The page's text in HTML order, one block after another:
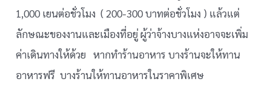
1,000 เยนต่อชั่วโมง ( 200-300 บาทต่อชั่วโมง ) แล้วแต่
ลักษณะของงานและเมืองที่อยู่ ผู้ว่าจ้างบางแห่งอาจจะเพิ่ม
ค่าเดินทางให้ด้วย หากทำร้านอาหาร บางร้านจะให้ทาน
อาหารฟรี บางร้านให้ทานอาหารในราคาพิเศษ